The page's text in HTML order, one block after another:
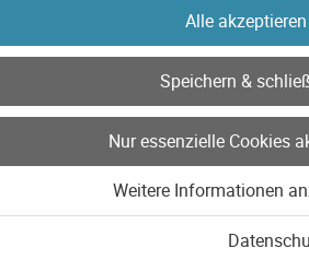
Alle akzeptieren
Speichern &
Nur essenzielle Cookies
Weitere Informationen